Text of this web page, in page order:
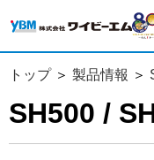
トップ 製品情報
SH500 /